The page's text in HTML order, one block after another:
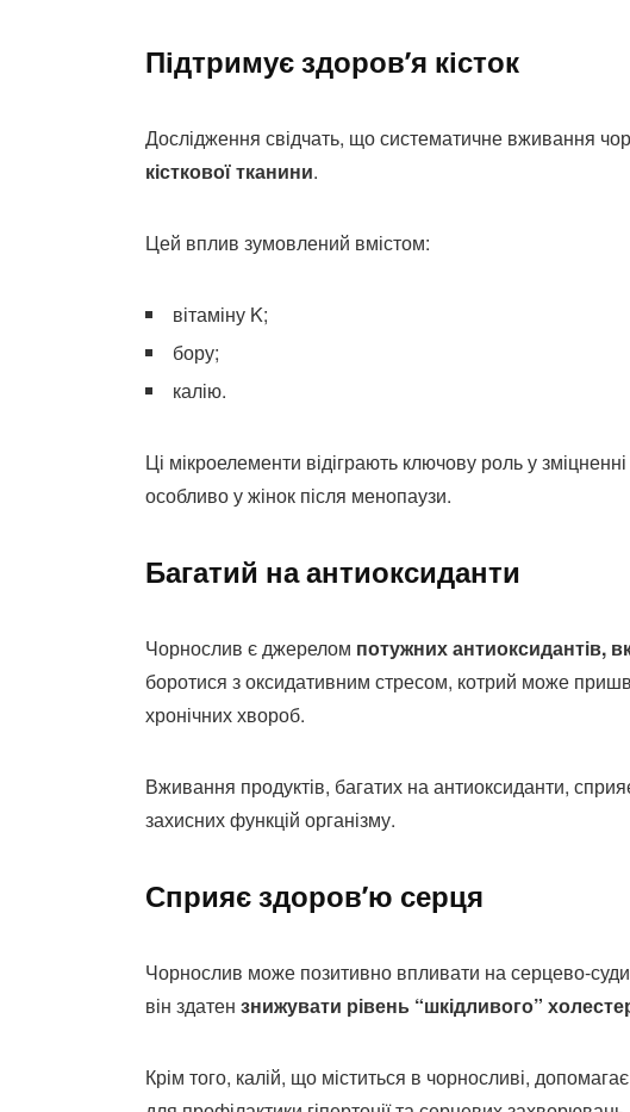
Підтримує здоров’я кісток
Дослідження свідчать, що систематичне вживання
кісткової тканини.
Цей вплив зумовлений вмістом:
вітаміну K;
бору;
калію.
Ці мікроелементи відіграють ключову роль у
особливо у жінок після менопаузи.
Багатий на антиоксиданти
Чорнослив є джерелом потужних антиоксидантів,
боротися з оксидативним стресом, котрий може
хронічних хвороб.
Вживання продуктів, багатих на антиоксиданти,
захисних функцій організму.
Сприяє здоров’ю серця
Чорнослив може позитивно впливати на серцево-
він здатен знижувати рівень “шкідливого”
Крім того, калій, що міститься в чорносливі,